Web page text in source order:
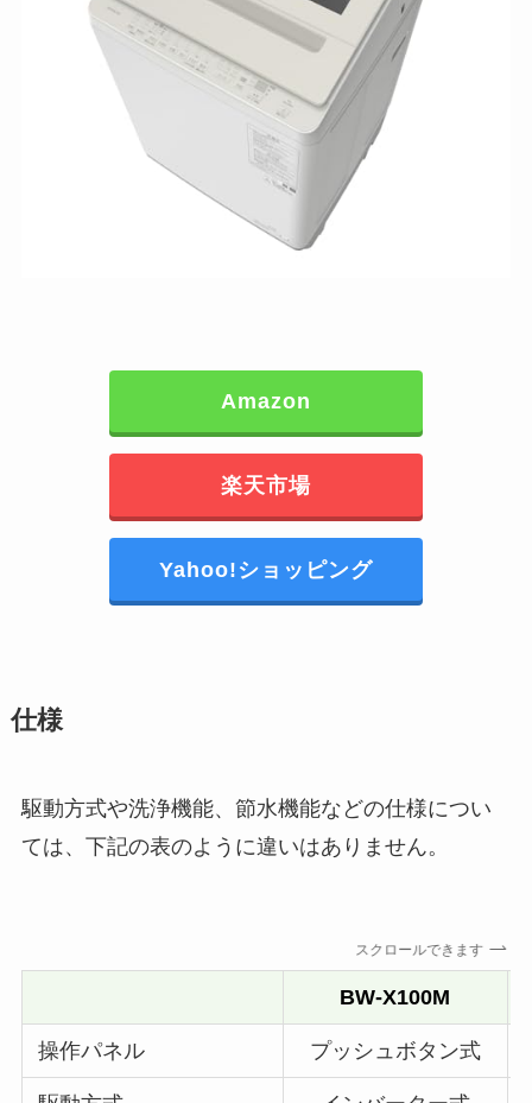
Amazon
楽天市場
Yahoo!ショッピング
仕様
駆動方式や洗浄機能、節水機能などの仕様につい
ては、下記の表のように違いはありません。
スクロールできます
BW-X100M
操作パネル プッシュボタン式